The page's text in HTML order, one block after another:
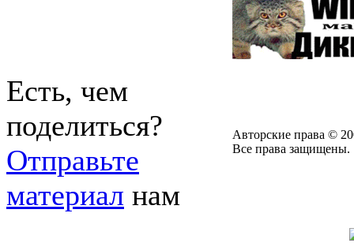
Есть, чем
поделиться?
Отправьте
материал нам
Авторские права ©
Все права защищены.